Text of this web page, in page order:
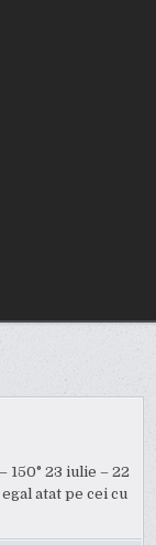
150° 23 iulie – 22
atat pe cei cu